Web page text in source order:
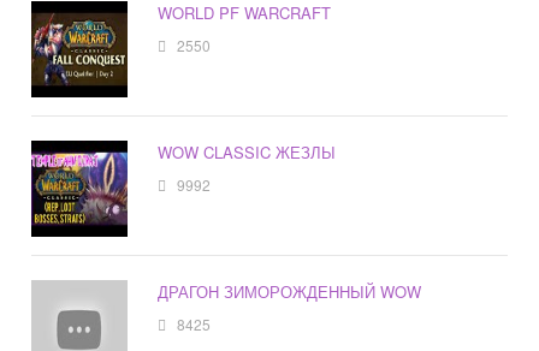
WORLD PF WARCRAFT
2550
WOW CLASSIC ЖЕЗЛЫ
9992
ДРАГОН ЗИМОРОЖДЕННЫЙ WOW
8425